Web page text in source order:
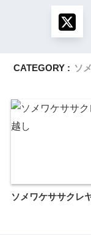
CATEGORY : ソ
ソメワケササク